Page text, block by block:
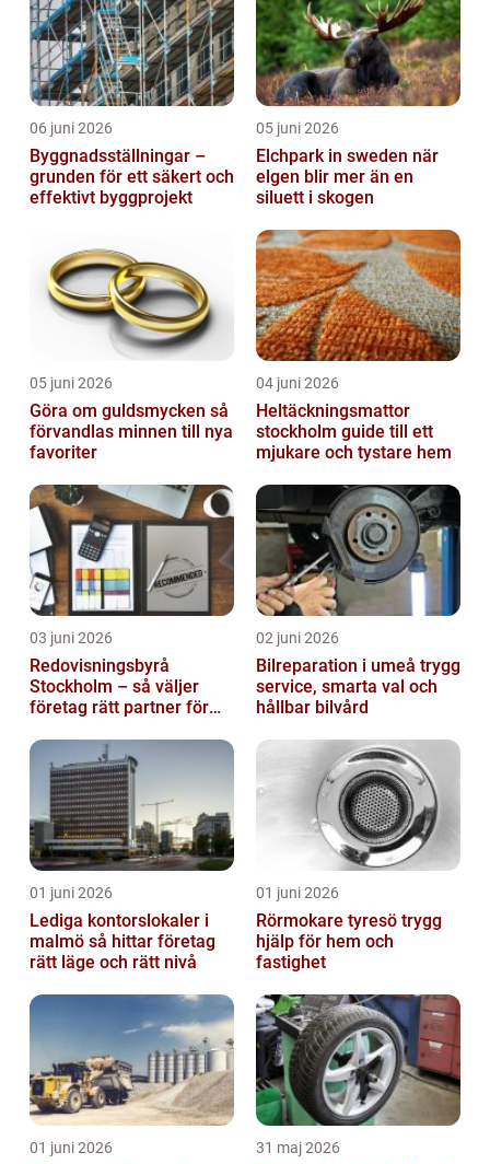
06 juni 2026
Byggnadsställningar –
grunden för ett säkert och
effektivt byggprojekt
05 juni 2026
Elchpark in sweden när
elgen blir mer än en
siluett i skogen
05 juni 2026
Göra om guldsmycken så
förvandlas minnen till nya
favoriter
04 juni 2026
Heltäckningsmattor
stockholm guide till ett
mjukare och tystare hem
03 juni 2026
Redovisningsbyrå
Stockholm – så väljer
företag rätt partner för
02 juni 2026
Bilreparation i umeå trygg
service, smarta val och
hållbar bilvård
01 juni 2026
Lediga kontorslokaler i
malmö så hittar företag
rätt läge och rätt nivå
01 juni 2026
Rörmokare tyresö trygg
hjälp för hem och
fastighet
01 juni 2026 31 maj 2026